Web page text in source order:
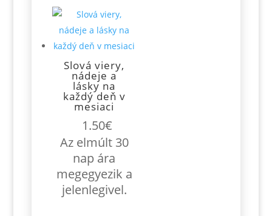
Slová viery,
nádeje a
lásky na
každý deň v
mesiaci
1.50€
Az elmúlt 30
nap ára
megegyezik a
jelenlegivel.